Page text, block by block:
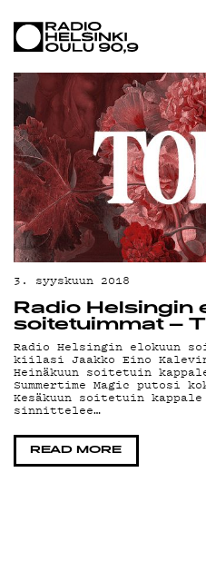
OHJELMAT
TEKIJÄT
ON-DEMAND
PODCAST
MAINOSTA
G LIVELAB
KIRJAUDU SISÄÄN
3. syyskuun 2018
Radio Helsingin
soitetuimmat –
Radio Helsingin elokuun
kiilasi Jaakko Eino
Heinäkuun soitetuin
Summertime Magic putosi
Kesäkuun soitetuin
sinnittelee…
READ MORE